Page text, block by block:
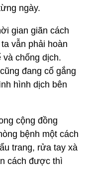
ngày.
gian giãn cách
vẫn phải hoàn
và chống dịch.
đang cố gắng
hình dịch bên
cộng đồng
bệnh một cách
trang, rửa tay xà
cách được thì